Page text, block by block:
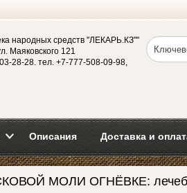
народных средств "ЛЕКАРЬ.КЗ""
Маяковского 121
28-28. тел. +7-777-508-09-98,
Описания Доставка и
МОЛИ ОГНЁВКЕ: